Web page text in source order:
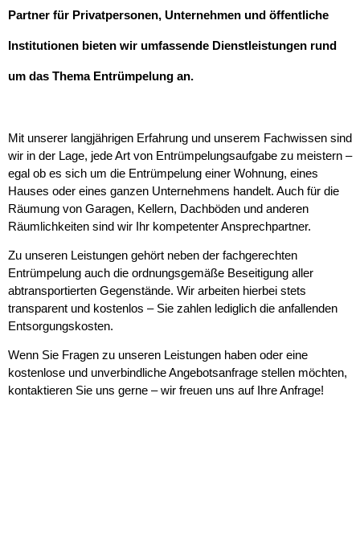
Partner für Privatpersonen, Unternehmen und öffentliche
Institutionen bieten wir umfassende Dienstleistungen rund
um das Thema Entrümpelung an.
Mit unserer langjährigen Erfahrung und unserem Fachwissen sind
wir in der Lage, jede Art von Entrümpelungsaufgabe zu meistern –
egal ob es sich um die Entrümpelung einer Wohnung, eines
Hauses oder eines ganzen Unternehmens handelt. Auch für die
Räumung von Garagen, Kellern, Dachböden und anderen
Räumlichkeiten sind wir Ihr kompetenter Ansprechpartner.
Zu unseren Leistungen gehört neben der fachgerechten
Entrümpelung auch die ordnungsgemäße Beseitigung aller
abtransportierten Gegenstände. Wir arbeiten hierbei stets
transparent und kostenlos – Sie zahlen lediglich die anfallenden
Entsorgungskosten.
Wenn Sie Fragen zu unseren Leistungen haben oder eine
kostenlose und unverbindliche Angebotsanfrage stellen möchten,
kontaktieren Sie uns gerne – wir freuen uns auf Ihre Anfrage!